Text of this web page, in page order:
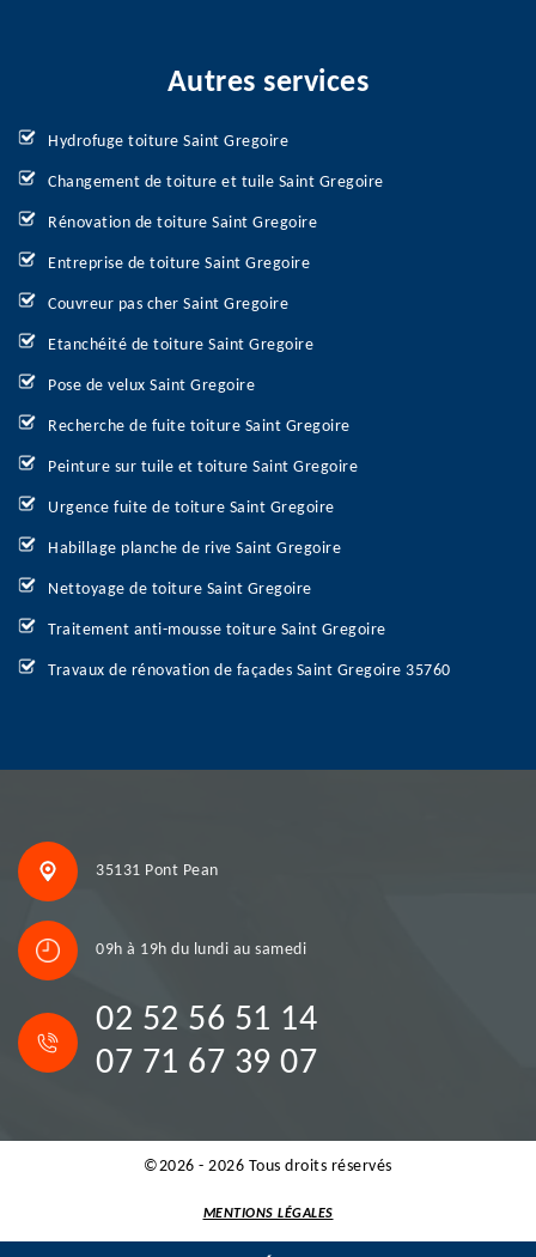
Autres services
Hydrofuge toiture Saint Gregoire
Changement de toiture et tuile Saint Gregoire
Rénovation de toiture Saint Gregoire
Entreprise de toiture Saint Gregoire
Couvreur pas cher Saint Gregoire
Etanchéité de toiture Saint Gregoire
Pose de velux Saint Gregoire
Recherche de fuite toiture Saint Gregoire
Peinture sur tuile et toiture Saint Gregoire
Urgence fuite de toiture Saint Gregoire
Habillage planche de rive Saint Gregoire
Nettoyage de toiture Saint Gregoire
Traitement anti-mousse toiture Saint Gregoire
Travaux de rénovation de façades Saint Gregoire 35760
35131 Pont Pean
09h à 19h du lundi au samedi
02 52 56 51 14
07 71 67 39 07
©2026 - 2026 Tous droits réservés
MENTIONS LÉGALES